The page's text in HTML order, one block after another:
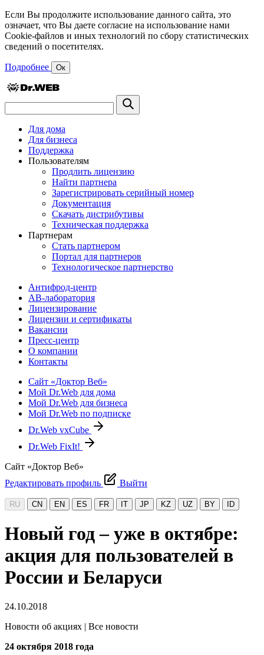
Если Вы продолжите использование данного сайта, это
означает, что Вы даете согласие на использование нами
Cookie-файлов и иных технологий по сбору статистических
сведений о посетителях.
Подробнее Ок
Для дома
Для бизнеса
Поддержка
Пользователям
Продлить лицензию
Найти партнера
Зарегистрировать серийный номер
Документация
Скачать дистрибутивы
Техническая поддержка
Партнерам
Стать партнером
Портал для партнеров
Технологическое партнерство
Антифрод-центр
АВ-лаборатория
Лицензирование
Лицензии и сертификаты
Вакансии
Пресс-центр
О компании
Контакты
Сайт «Доктор Веб»
Мой Dr.Web для дома
Мой Dr.Web для бизнеса
Мой Dr.Web по подписке
Dr.Web vxCube
Dr.Web FixIt!
Сайт «Доктор Веб»
Редактировать профиль
Выйти
RU CN EN ES FR IT JP KZ UZ BY ID
Новый год – уже в октябре:
акция для пользователей в
России и Беларуси
24.10.2018
Новости об акциях | Все новости
24 октября 2018 года